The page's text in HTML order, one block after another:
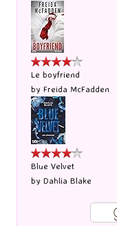
Le boyfriend
by Freida McFadden
Blue Velvet
by Dahlia Blake